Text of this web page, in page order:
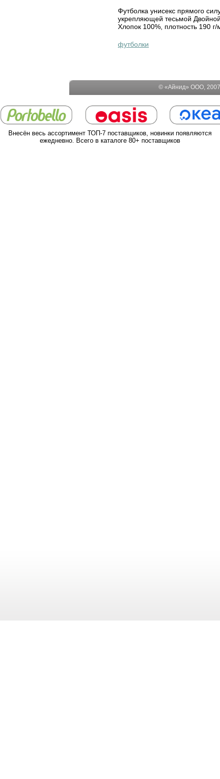
Футболка унисекс прямого
укрепляющей тесьмой
Хлопок 100%, плотность 190
футболки
© «Айнид» ООО,
Внесён весь ассортимент ТОП-7 поставщиков, новинки появляются
ежедневно. Всего в каталоге 80+ поставщиков